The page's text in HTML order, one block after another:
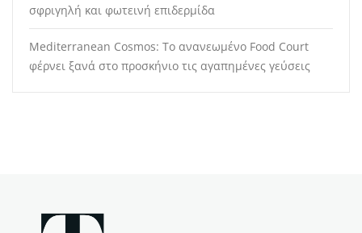
σφριγηλή και φωτεινή επιδερμίδα
Mediterranean Cosmos: Το ανανεωμένο Food Court
φέρνει ξανά στο προσκήνιο τις αγαπημένες γεύσεις